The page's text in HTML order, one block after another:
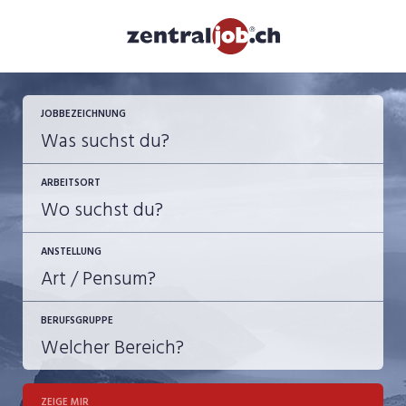
JOBBEZEICHNUNG
ARBEITSORT
ANSTELLUNG
JOB-TYP
Festanstellung
BERUFSGRUPPE
ZEIGE MIR